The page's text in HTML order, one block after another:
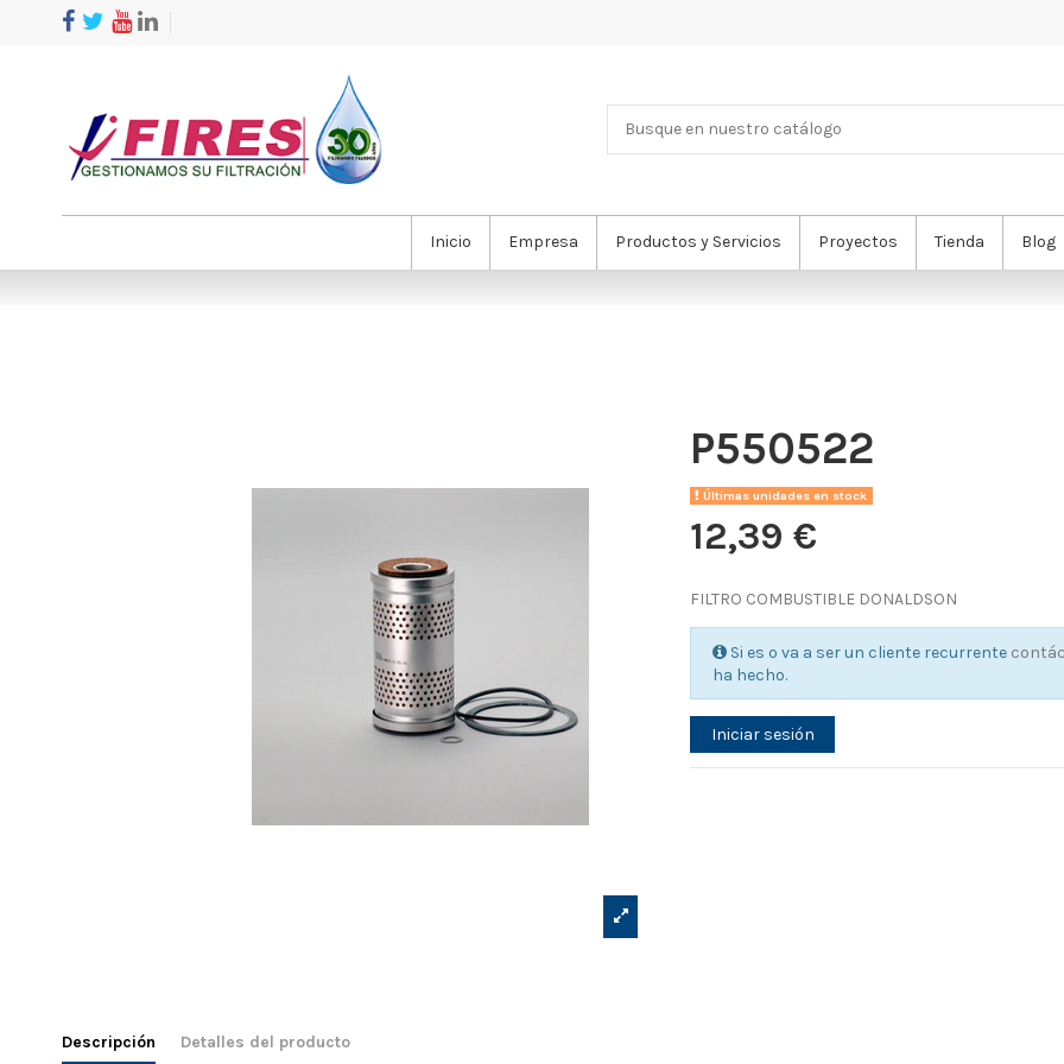
Inicio Empresa Productos y Servicios Proyectos Tienda Blog
P550522
Últimas unidades en stock
12,39 €
FILTRO COMBUSTIBLE DONALDSON
Si es o va a ser un cliente recurrente
ha hecho.
Iniciar sesión
Descripción Detalles del producto